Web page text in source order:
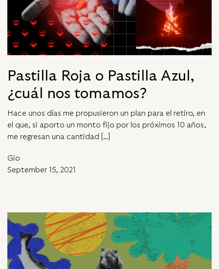
Pastilla Roja o Pastilla Azul,
¿cuál nos tomamos?
Hace unos días me propusieron un plan para el retiro, en
el que, si aporto un monto fijo por los próximos 10 años,
me regresan una cantidad […]
Gio
September 15, 2021